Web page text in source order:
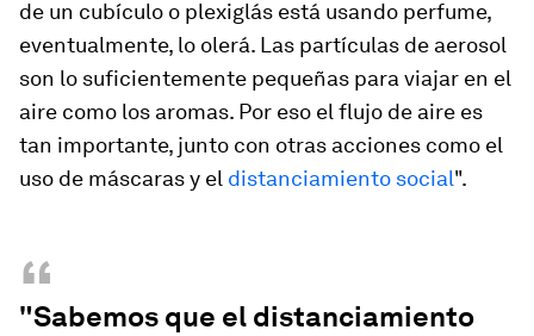
de un cubículo o plexiglás está usando perfume,
eventualmente, lo olerá. Las partículas de aerosol
son lo suficientemente pequeñas para viajar en el
aire como los aromas. Por eso el flujo de aire es
tan importante, junto con otras acciones como el
uso de máscaras y el distanciamiento social".
“
"Sabemos que el distanciamiento